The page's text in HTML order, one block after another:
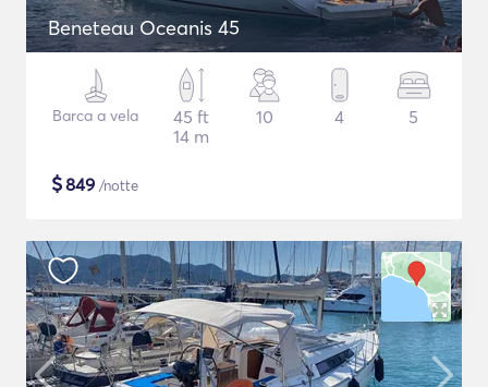
Beneteau Oceanis 45
Barca a vela
45 ft
14 m
10 4 5
$849 /notte